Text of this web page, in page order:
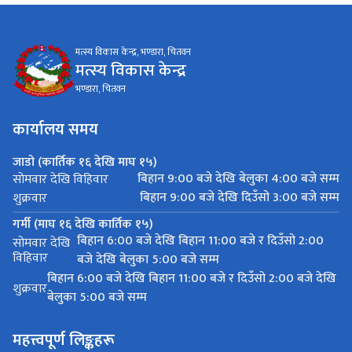
मत्स्य विकास केन्द्र, भण्डारा, चितवन
मत्स्य विकास केन्द्र
भण्डारा, चितवन
कार्यालय समय
जाडो (कार्तिक १६ देखि माघ १५)
सोमवार देखि विहिवार
बिहान 9:00 बजे देखि बेलुका 4:00 बजे सम्म
शुक्रवार
बिहान 9:00 बजे देखि दिउँसो 3:00 बजे सम्म
गर्मी (माघ १६ देखि कार्तिक १५)
सोमवार देखि
विहिवार
बिहान 6:00 बजे देखि बिहान 11:00 बजे र दिउँसो 2:00
बजे देखि बेलुका 5:00 बजे सम्म
शुक्रवारबिहान 6:00 बजे देखि बिहान 11:00 बजे र दिउँसो 2:00 बजे देखि
बेलुका 5:00 बजे सम्म
महत्त्वपूर्ण लिङ्कहरू